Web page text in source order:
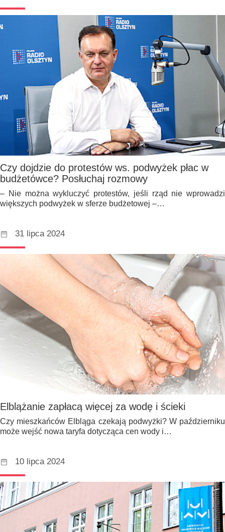
Czy dojdzie do protestów ws. podwyżek płac w
budżetówce? Posłuchaj rozmowy
– Nie można wykluczyć protestów, jeśli rząd nie wprowadzi
większych podwyżek w sferze budżetowej –…
31 lipca 2024
Elblążanie zapłacą więcej za wodę i ścieki
Czy mieszkańców Elbląga czekają podwyżki? W październiku
może wejść nowa taryfa dotycząca cen wody i…
10 lipca 2024